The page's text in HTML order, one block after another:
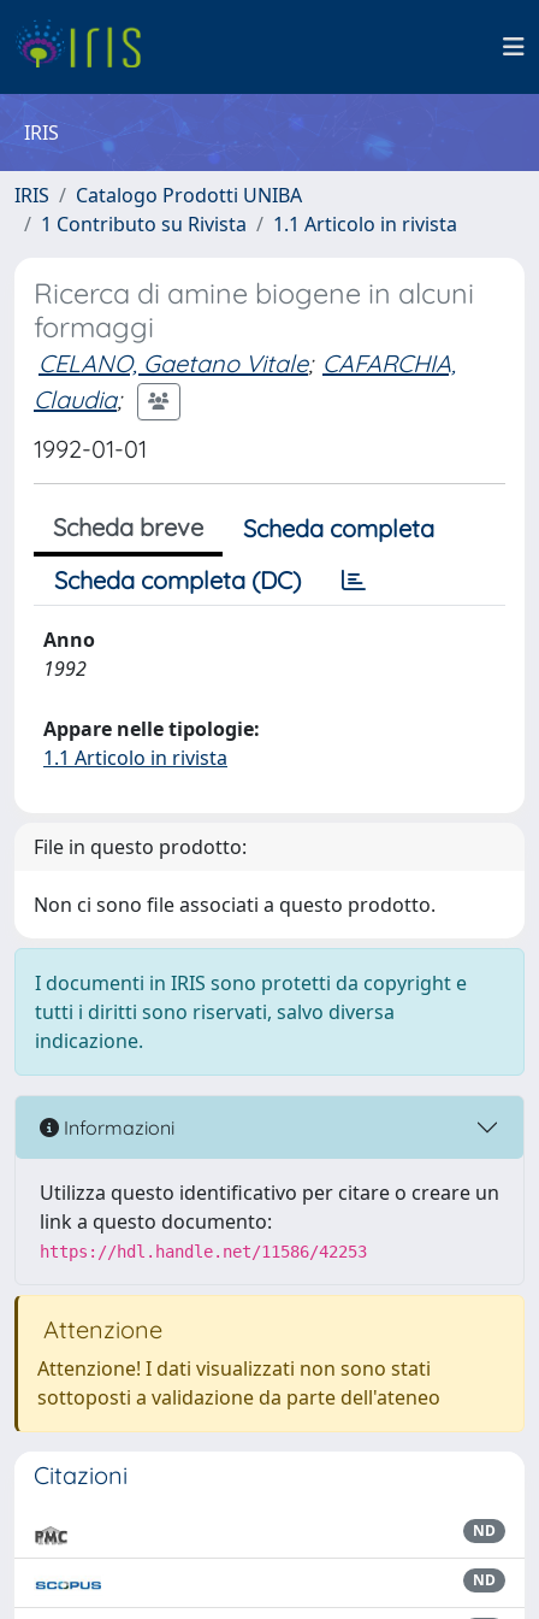
IRIS
IRIS
Catalogo Prodotti UNIBA
1 Contributo su Rivista
1.1 Articolo in rivista
Ricerca di amine biogene in alcuni
formaggi
CELANO, Gaetano Vitale; CAFARCHIA,
Claudia;
1992-01-01
Scheda breve
Scheda completa
Scheda completa (DC)
Anno
1992
Appare nelle tipologie:
1.1 Articolo in rivista
File in questo prodotto:
Non ci sono file associati a questo prodotto.
I documenti in IRIS sono protetti da copyright e
tutti i diritti sono riservati, salvo diversa
indicazione.
Informazioni
Utilizza questo identificativo per citare o creare un
link a questo documento:
https://hdl.handle.net/11586/42253
Attenzione
Attenzione! I dati visualizzati non sono stati
sottoposti a validazione da parte dell'ateneo
Citazioni
ND
ND